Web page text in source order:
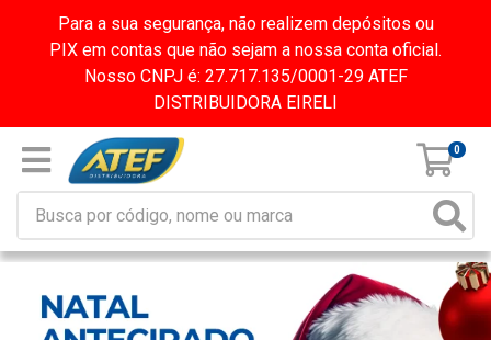
Para a sua segurança, não realizem depósitos ou
PIX em contas que não sejam a nossa conta oficial.
Nosso CNPJ é: 27.717.135/0001-29 ATEF
DISTRIBUIDORA EIRELI
0